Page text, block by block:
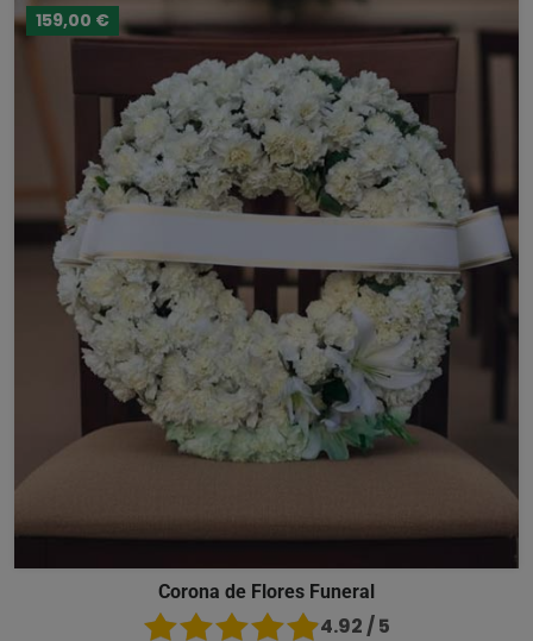
159,00 €
Corona de Flores Funeral
4.92 / 5